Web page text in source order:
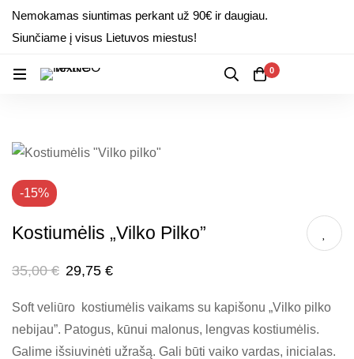
Nemokamas siuntimas perkant už 90€ ir daugiau.
Siunčiame į visus Lietuvos miestus!
0
-15%
Kostiumėlis „Vilko Pilko”
35,00€ 29,75 €
Soft veliūro kostiumėlis vaikams su kapišonu „Vilko pilko
nebijau”. Patogus, kūnui malonus, lengvas kostiumėlis.
Galime išsiuvinėti užrašą. Gali būti vaiko vardas, inicialas.